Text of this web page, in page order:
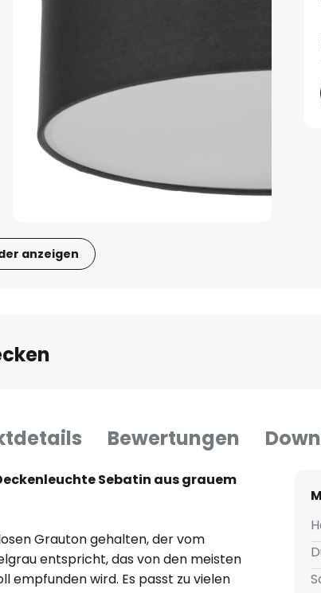
anzeigen
Bewertungen
Sebatin aus grauem
Grauton gehalten, der vom
entspricht, das von den meisten
empfunden wird. Es passt zu vielen